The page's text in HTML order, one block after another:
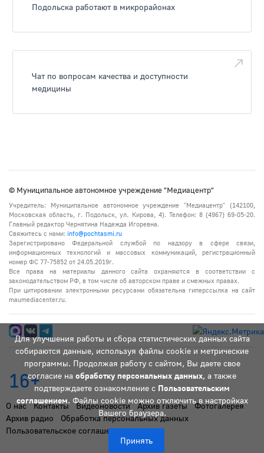
Подольска работают в микрорайонах
Чат по вопросам качества и доступности
медицины
Для улучшения работы и сбора статистических данных сайта
собираются данные, используя файлы cookie и метрические
программы. Продолжая работу с сайтом, Вы даете свое
согласие на обработку персональных данных, а также
подтверждаете ознакомление с Пользовательским
соглашением. Файлы cookie можно отключить в настройках
Вашего браузера.
Принять
© Муниципальное автономное учреждение "Медиацентр"
Учредитель: Муниципальное автономное учреждение "Медиацентр" (142100,
Московская область, г. Подольск, ул. Кирова, 4). Телефон: 8 (4967) 69-05-20.
Главный редактор Чернятина Надежда Игоревна.
Свяжитесь с нами: info@pochtasmi.ru
Зарегистрировано Федеральной службой по надзору в сфере связи,
информационных технологий и массовых коммуникаций, регистрационный
номер ФС 77-75852 от 24.05.2019г.
Все права на материалы данного сайта охраняются в соответствии с
законодательством РФ, в том числе об авторском праве и смежных правах.
При цитировании электронными ресурсами обязательна гиперссылка на сайт
maumediacenter.ru.
16+
О нас Контакты Видеоновости Архив газеты
Фотогалерея
Архив радио
Обработка персональных данных
Пользовательское соглашение